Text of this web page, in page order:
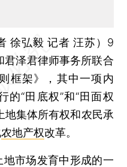
徐弘毅 记者 汪苏） 9
君泽君律师事务所联合
框架》，其中一项内
的“田底权”和“田面权
地集体所有权和农民承
农地产权改革。
市场发育中形成的一